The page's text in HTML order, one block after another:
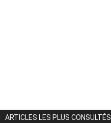
ARTICLES LES PLUS CONSULTÉS